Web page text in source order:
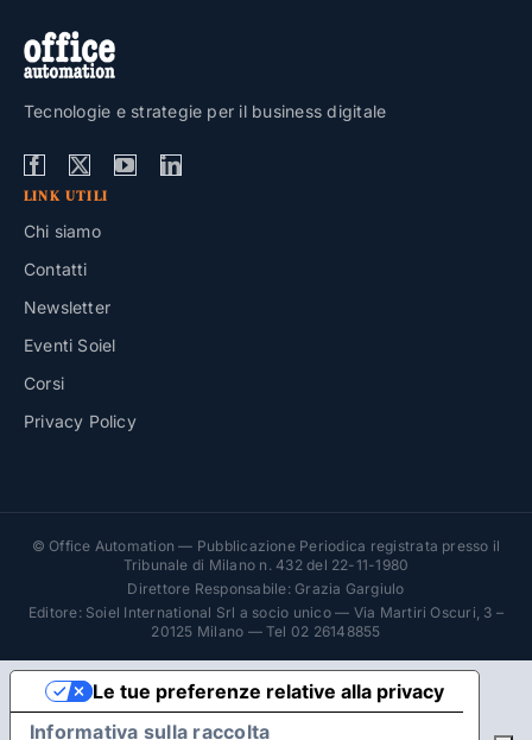
Tecnologie e strategie per il business digitale
LINK UTILI
Chi siamo
Contatti
Newsletter
Eventi Soiel
Corsi
Privacy Policy
© Office Automation — Pubblicazione Periodica registrata presso il
Tribunale di Milano n. 432 del 22-11-1980
Direttore Responsabile: Grazia Gargiulo
Editore: Soiel International Srl a socio unico — Via Martiri Oscuri, 3 –
20125 Milano — Tel 02 26148855
Informativa sulla raccolta
Le tue preferenze relative alla privacy